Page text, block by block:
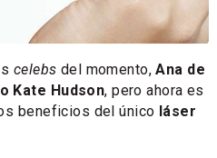
celebs del momento,Ana de
Kate Hudson, pero ahora es
beneficios del único láser